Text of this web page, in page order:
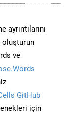
oluşturun
ve
GitHub
için